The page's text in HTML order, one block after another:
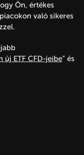
Ön, értékes
való sikeres
új ETF CFD-jeibe” és